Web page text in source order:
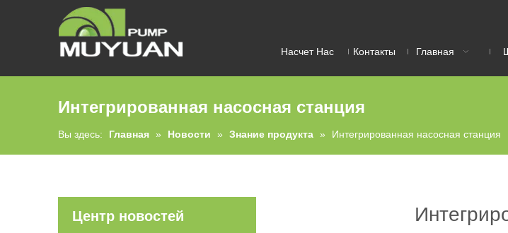
Насчет Нас Контакты Главная
Интегрированная насосная станция
Вы здесь: Главная » Новости » Знание продукта » Интегрированная насосная станция
Центр новостей